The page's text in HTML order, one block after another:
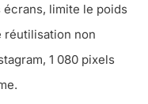
limite le poids
non
1 080 pixels